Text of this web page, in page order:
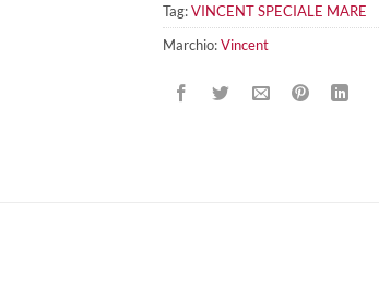
Tag:VINCENT SPECIALE MARE
Marchio:Vincent